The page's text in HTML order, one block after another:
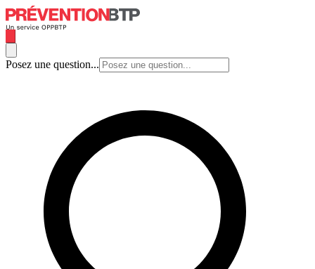
Posez une question...